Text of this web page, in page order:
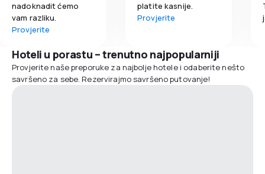
nadoknadit ćemo
vam razliku.
Provjerite
platite kasnije.
Provjerite
Hoteli u porastu – trenutno najpopularniji
Provjerite naše preporuke za najbolje hotele i odaberite nešto
savršeno za sebe. Rezervirajmo savršeno putovanje!